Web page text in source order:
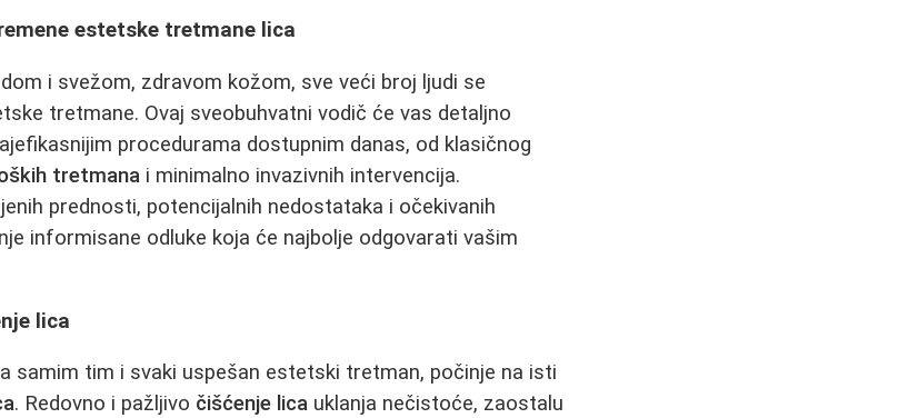
estetske tretmane lica
i svežom, zdravom kožom, sve veći broj ljudi se
tretmane. Ovaj sveobuhvatni vodič će vas detaljno
procedurama dostupnim danas, od klasičnog
tretmana i minimalno invazivnih intervencija.
prednosti, potencijalnih nedostataka i očekivanih
informisane odluke koja će najbolje odgovarati vašim
lica
samim tim i svaki uspešan estetski tretman, počinje na isti
. Redovno i pažljivo čišćenje lica uklanja nečistoće, zaostalu